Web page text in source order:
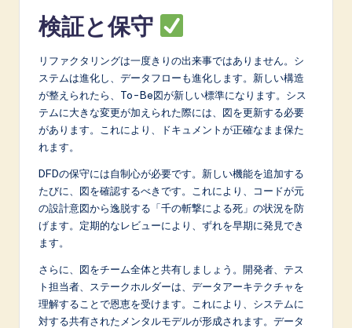
検証と保守
リファクタリングは一度きりの出来事ではありません。シ
ステムは進化し、データフローも進化します。新しい構造
が整えられたら、To-Be図が新しい標準になります。シス
テムに大きな変更が加えられた際には、図を更新する必要
があります。これにより、ドキュメントが正確なまま保た
れます。
DFDの保守には自制心が必要です。新しい機能を追加する
たびに、図を確認するべきです。これにより、コードが元
の設計意図から逸脱する「千の斬撃による死」の状況を防
げます。定期的なレビューにより、ずれを早期に発見でき
ます。
さらに、図をチーム全体と共有しましょう。開発者、テス
ト担当者、ステークホルダーは、データアーキテクチャを
理解することで恩恵を受けます。これにより、システムに
対する共有されたメンタルモデルが形成されます。データ